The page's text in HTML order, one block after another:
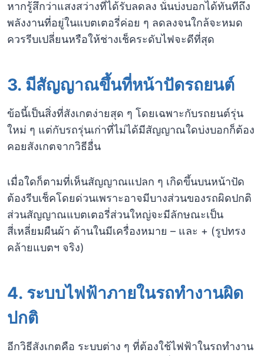
หากรู้สึกว่าแสงสว่างที่ได้รับลดลง นั่นบ่งบอกได้ทันทีถึง
พลังงานที่อยู่ในแบตเตอรี่ค่อย ๆ ลดลงจนใกล้จะหมด
ควรรีบเปลี่ยนหรือให้ช่างเช็คระดับไฟจะดีที่สุด
3. มีสัญญาณขึ้นที่หน้าปัดรถยนต์
ข้อนี้เป็นสิ่งที่สังเกตง่ายสุด ๆ โดยเฉพาะกับรถยนต์รุ่น
ใหม่ ๆ แต่กับรถรุ่นเก่าที่ไม่ได้มีสัญญาณใดบ่งบอกก็ต้อง
คอยสังเกตจากวิธีอื่น
เมื่อใดก็ตามที่เห็นสัญญาณแปลก ๆ เกิดขึ้นบนหน้าปัด
ต้องรีบเช็คโดยด่วนเพราะอาจมีบางส่วนของรถผิดปกติ
ส่วนสัญญาณแบตเตอรี่ส่วนใหญ่จะมีลักษณะเป็น
สี่เหลี่ยมผืนผ้า ด้านในมีเครื่องหมาย – และ + (รูปทรง
คล้ายแบตฯ จริง)
4. ระบบไฟฟ้าภายในรถทำงานผิด
ปกติ
อีกวิธีสังเกตคือ ระบบต่าง ๆ ที่ต้องใช้ไฟฟ้าในรถทำงาน